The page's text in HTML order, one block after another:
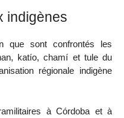
indigènes
que sont confrontés les
katío, chamí et tule du
régionale indigène
à Córdoba et à